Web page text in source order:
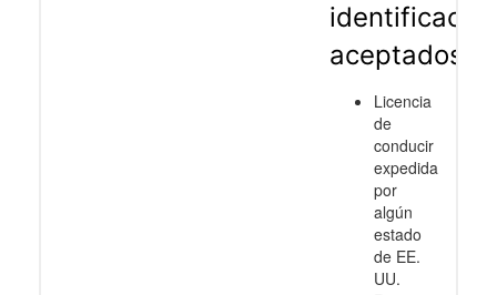
aceptados
Licencia
de
conducir
expedida
por
algún
estado
de EE.
UU.